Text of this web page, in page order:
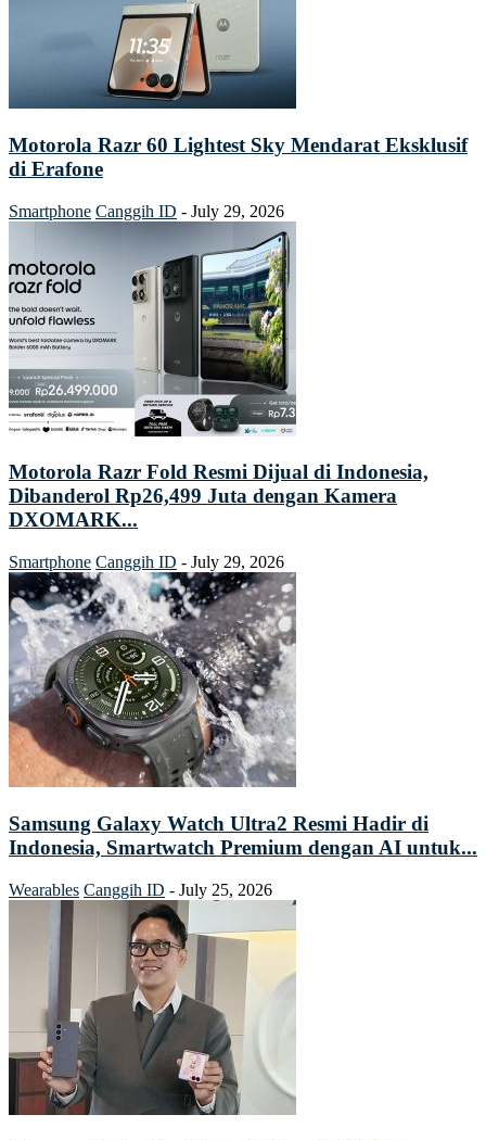
Motorola Razr 60 Lightest Sky Mendarat Eksklusif
di Erafone
Smartphone Canggih ID - July 29, 2026
Motorola Razr Fold Resmi Dijual di Indonesia,
Dibanderol Rp26,499 Juta dengan Kamera
DXOMARK...
Smartphone Canggih ID - July 29, 2026
Samsung Galaxy Watch Ultra2 Resmi Hadir di
Indonesia, Smartwatch Premium dengan AI untuk...
Wearables Canggih ID - July 25, 2026